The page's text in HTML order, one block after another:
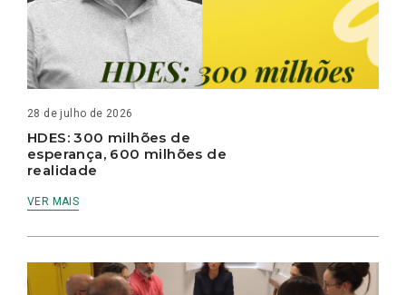
28 de julho de 2026
HDES: 300 milhões de
esperança, 600 milhões de
realidade
VER MAIS